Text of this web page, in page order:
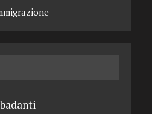
badanti